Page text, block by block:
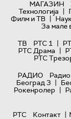
МАГАЗИН
Технологијa |
Филм и ТВ |
За мале
ТВ
РТС 1 |
РТС Драма |
РТС
РАДИО
Београд 3 |
Рокенролер |
РТС
Контакт |